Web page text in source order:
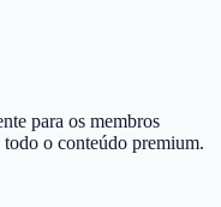
para os membros
todo o conteúdo premium.